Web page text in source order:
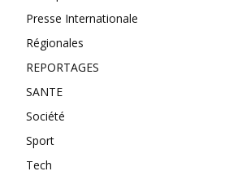
Presse Internationale
Régionales
REPORTAGES
SANTE
Société
Sport
Tech